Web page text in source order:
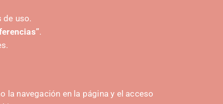
de uso.
.
la navegación en la página y el acceso